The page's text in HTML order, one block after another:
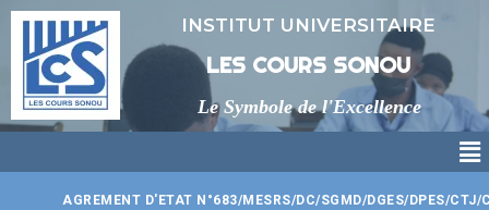
Aller
contenu
INSTITUT UNIVERSITAIRE
LES COURS SONOU
Le Symbole de l'Excellence
AGREMENT D'ETAT N°683/MESRS/DC/SGMD/DGES/DPES/CTJ/CJ/SA/